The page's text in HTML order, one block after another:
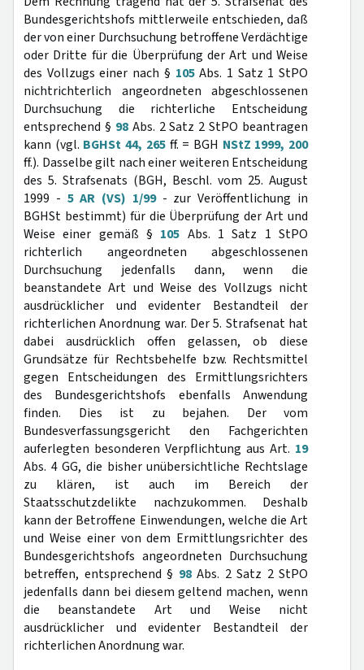
Bundesgerichtshofs mittlerweile entschieden, daß
der von einer Durchsuchung betroffene Verdächtige
oder Dritte für die Überprüfung der Art und Weise
des Vollzugs einer nach § 105Abs. 1 Satz 1 StPO
nichtrichterlich angeordneten abgeschlossenen
Durchsuchung die richterliche Entscheidung
entsprechend § 98Abs. 2 Satz 2 StPO beantragen
kann (vgl. BGHSt 44, 265ff. = BGH NStZ 1999, 200
ff.). Dasselbe gilt nach einer weiteren Entscheidung
des 5. Strafsenats (BGH, Beschl. vom 25. August
1999 - 5 AR (VS) 1/99- zur Veröffentlichung in
BGHSt bestimmt) für die Überprüfung der Art und
Weise einer gemäß § 105 Abs. 1 Satz 1 StPO
richterlich angeordneten abgeschlossenen
Durchsuchung jedenfalls dann, wenn die
beanstandete Art und Weise des Vollzugs nicht
ausdrücklicher und evidenter Bestandteil der
richterlichen Anordnung war. Der 5. Strafsenat hat
dabei ausdrücklich offen gelassen, ob diese
Grundsätze für Rechtsbehelfe bzw. Rechtsmittel
gegen Entscheidungen des Ermittlungsrichters
des Bundesgerichtshofs ebenfalls Anwendung
finden. Dies ist zu bejahen. Der vom
Bundesverfassungsgericht den Fachgerichten
auferlegten besonderen Verpflichtung aus Art. 19
Abs. 4 GG, die bisher unübersichtliche Rechtslage
zu klären, ist auch im Bereich der
Staatsschutzdelikte nachzukommen. Deshalb
kann der Betroffene Einwendungen, welche die Art
und Weise einer von dem Ermittlungsrichter des
Bundesgerichtshofs angeordneten Durchsuchung
betreffen, entsprechend § 98Abs. 2 Satz 2 StPO
jedenfalls dann bei diesem geltend machen, wenn
die beanstandete Art und Weise nicht
ausdrücklicher und evidenter Bestandteil der
richterlichen Anordnung war.